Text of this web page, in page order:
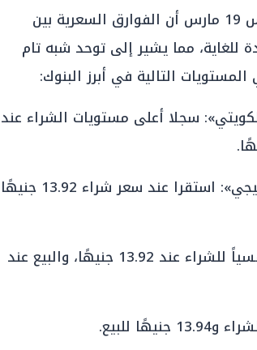
أظهرت بيانات البنوك المصرية اليوم الخميس 19 مارس أن الفوارق السعرية بين
مما يشير إلى توحد شبه تام
التالية في أبرز البنوك:
سجلا أعلى مستويات الشراء عند
«البنك التجاري الدولي (CIB) والمصري الخليجي»: استقرا عند سعر شراء 13.92 جنيهًا
«بنك بيت التمويل الكويتي»: قدم سعراً تنافسياً للشراء عند 13.92 جنيهًا، والبيع عند